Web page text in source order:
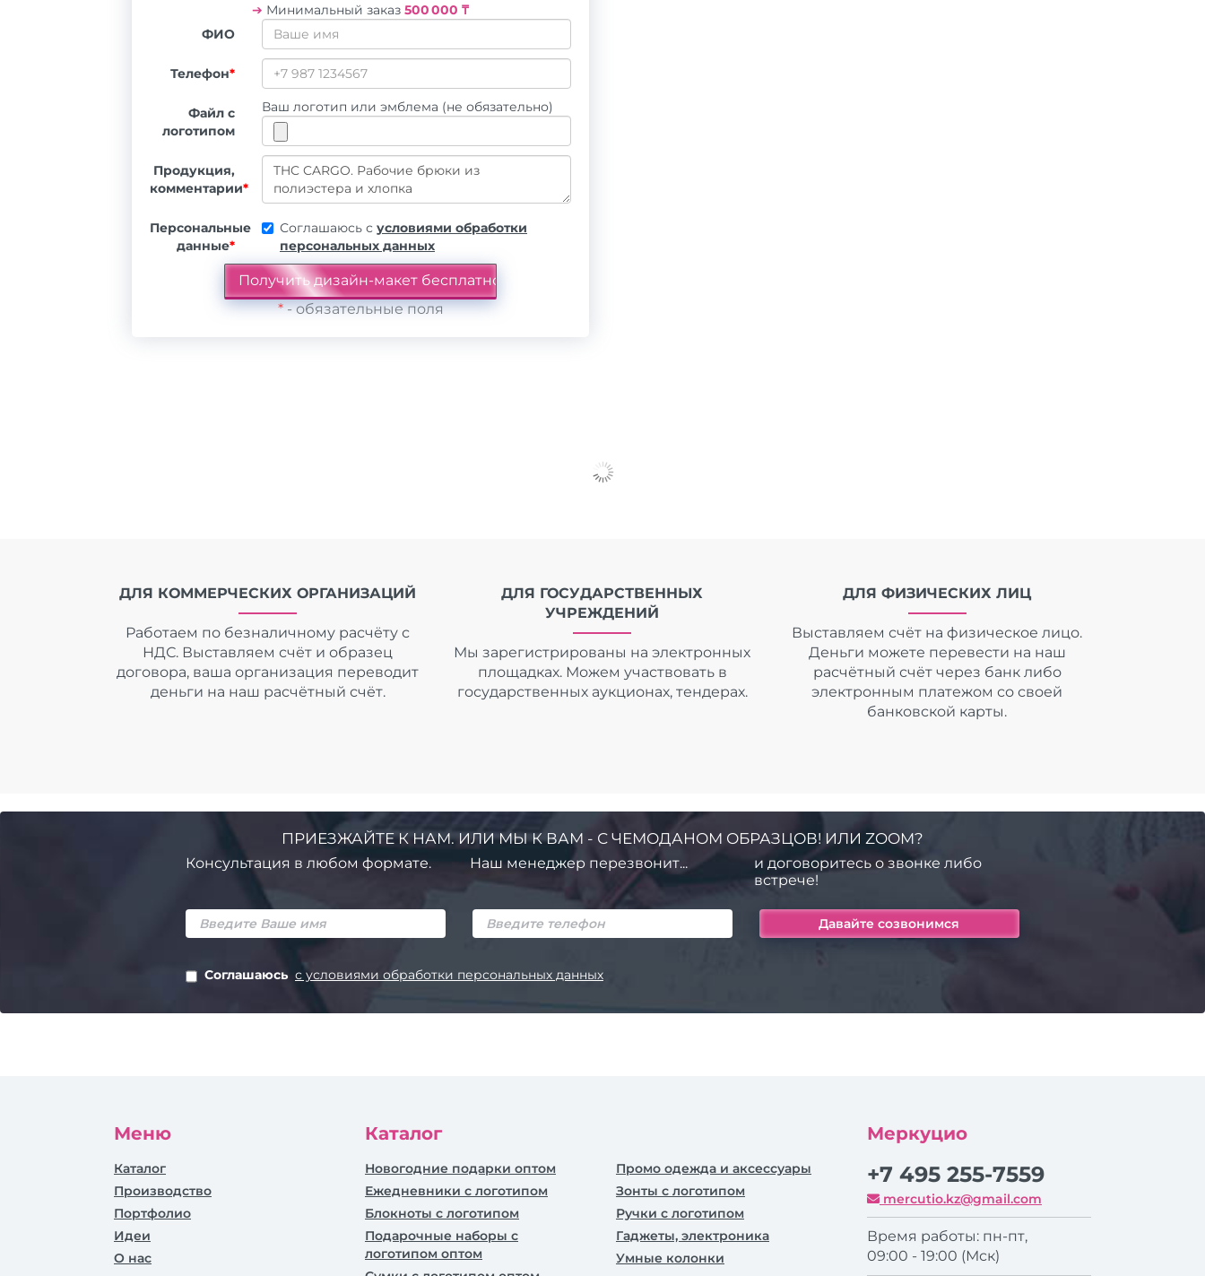
➔ Минимальный заказ 500 000 ₸
ФИО
Телефон*
Файл с
логотипом
Ваш логотип или эмблема (не обязательно)
Продукция,
комментарии*
Персональные
данные*
Соглашаюсь с условиями обработки
персональных данных
*- обязательные поля
ДЛЯ КОММЕРЧЕСКИХ ОРГАНИЗАЦИЙ
Работаем по безналичному расчёту с
НДС. Выставляем счёт и образец
договора, ваша организация переводит
деньги на наш расчётный счёт.
ДЛЯ ГОСУДАРСТВЕННЫХ
УЧРЕЖДЕНИЙ
Мы зарегистрированы на электронных
площадках. Можем участвовать в
государственных аукционах, тендерах.
ДЛЯ ФИЗИЧЕСКИХ ЛИЦ
Выставляем счёт на физическое лицо.
Деньги можете перевести на наш
расчётный счёт через банк либо
электронным платежом со своей
банковской карты.
ПРИЕЗЖАЙТЕ К НАМ. ИЛИ МЫ К ВАМ - С ЧЕМОДАНОМ ОБРАЗЦОВ! ИЛИ ZOOM?
Консультация в любом формате. Наш менеджер перезвонит...
и договоритесь о звонке либо
встрече!
Соглашаюсь с условиями обработки персональных данных
Меню
Каталог
Производство
Портфолио
Идеи
О нас
Каталог
Новогодние подарки оптом
Ежедневники c логотипом
Блокноты с логотипом
Подарочные наборы с
логотипом оптом
Промо одежда и аксессуары
Зонты с логотипом
Ручки с логотипом
Гаджеты, электроника
Умные колонки
Меркуцио
+7 495 255-7559
mercutio.kz@gmail.com
Время работы: пн-пт,
09:00 - 19:00 (Мск)